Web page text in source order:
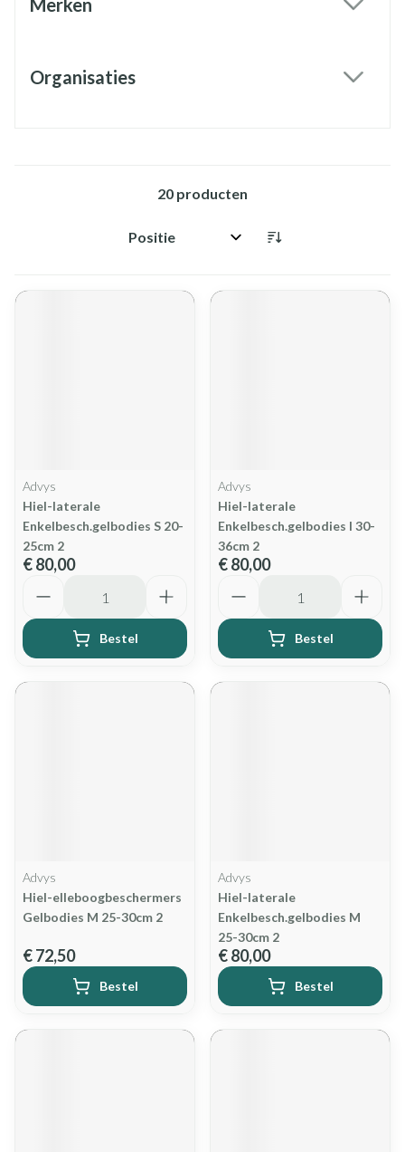
Merken
Organisaties
20 producten
Sorteer op:
Advys
Hiel-laterale
Enkelbesch.gelbodies S 20-
25cm 2
€ 80,00
Bestel
Advys
Hiel-laterale
Enkelbesch.gelbodies l 30-
36cm 2
€ 80,00
Bestel
Advys
Hiel-elleboogbeschermers
Gelbodies M 25-30cm 2
€ 72,50
Bestel
Advys
Hiel-laterale
Enkelbesch.gelbodies M
25-30cm 2
€ 80,00
Bestel